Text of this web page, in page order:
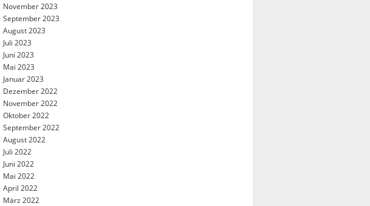
November 2023
September 2023
August 2023
Juli 2023
Juni 2023
Mai 2023
Januar 2023
Dezember 2022
November 2022
Oktober 2022
September 2022
August 2022
Juli 2022
Juni 2022
Mai 2022
April 2022
März 2022